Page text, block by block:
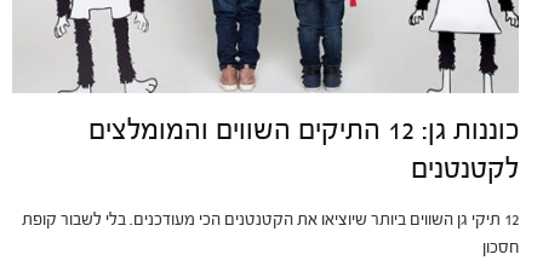
כוננות גן: 12 התיקים השווים והמומלצים
לקטנטנים
12 תיקי גן השווים ביותר שיוציאו את הקטנטנים הכי מעודכנים. בלי לשבור קופת
חסכון